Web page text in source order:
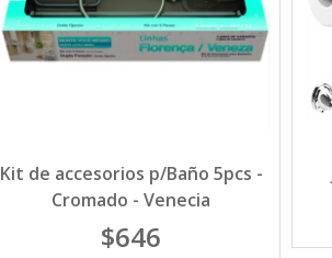
Kit de accesorios p/Baño 5pcs -
Cromado - Venecia
$646